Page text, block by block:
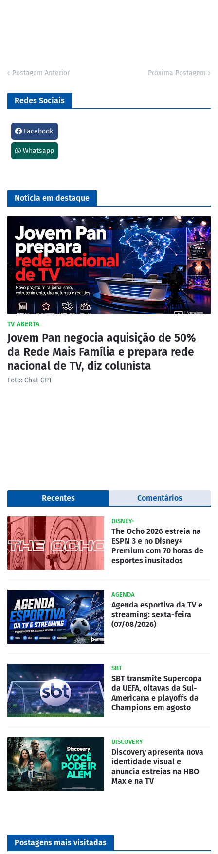
Postagem Anterior Próxima Postagem
Redes Sociais
Facebook
Whatsapp
Notícia em destaque
TV ABERTA
Jovem Pan negocia aquisição de 50%
da Rede Mais Família e prepara rede
nacional de TV, diz colunista
Foto: Chat GPT
Recentes Comentários
DISNEY+
The Ocho 2026 estreia na
ESPN 3 e no Disney+
Premium com 70 horas de
esportes inusitados
AGENDA
Agenda esportiva da TV e
streaming: sexta-feira
(07/08/2026)
SBT
SBT transmite Supercopa
da UEFA, oitavas da Sul-
Americana e playoffs da
Champions em agosto
DISCOVERY
Discovery apresenta nova
identidade visual e
anuncia estreias na HBO
Max e na TV
Postagens mais visitadas